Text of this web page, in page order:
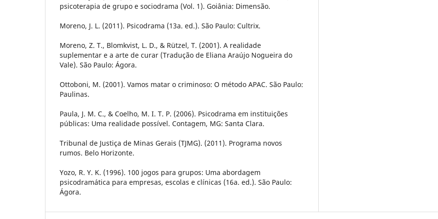
psicoterapia de grupo e sociodrama (Vol. 1). Goiânia: Dimensão.
Moreno, J. L. (2011). Psicodrama (13a. ed.). São Paulo: Cultrix.
Moreno, Z. T., Blomkvist, L. D., & Rützel, T. (2001). A realidade
suplementar e a arte de curar (Tradução de Eliana Araújo Nogueira do
Vale). São Paulo: Ágora.
Ottoboni, M. (2001). Vamos matar o criminoso: O método APAC. São Paulo:
Paulinas.
Paula, J. M. C., & Coelho, M. I. T. P. (2006). Psicodrama em instituições
públicas: Uma realidade possível. Contagem, MG: Santa Clara.
Tribunal de Justiça de Minas Gerais (TJMG). (2011). Programa novos
rumos. Belo Horizonte.
Yozo, R. Y. K. (1996). 100 jogos para grupos: Uma abordagem
psicodramática para empresas, escolas e clínicas (16a. ed.). São Paulo:
Ágora.